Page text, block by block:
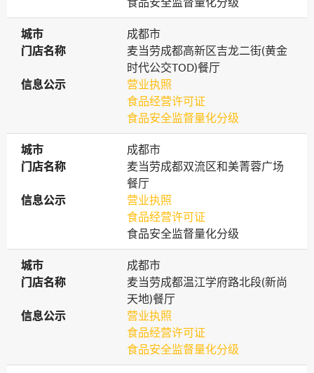
城市
城市
成都市
门店名称
门店名称
麦当劳成都高新区吉龙二街(黄金
时代公交TOD)餐厅
信息公示
信息公示
营业执照
食品经营许可证
食品安全监督量化分级
城市
城市
成都市
门店名称
门店名称
麦当劳成都双流区和美菁蓉广场
餐厅
信息公示
信息公示
营业执照
食品经营许可证
食品安全监督量化分级
城市
城市
成都市
门店名称
门店名称
麦当劳成都温江学府路北段(新尚
天地)餐厅
信息公示
信息公示
营业执照
食品经营许可证
食品安全监督量化分级